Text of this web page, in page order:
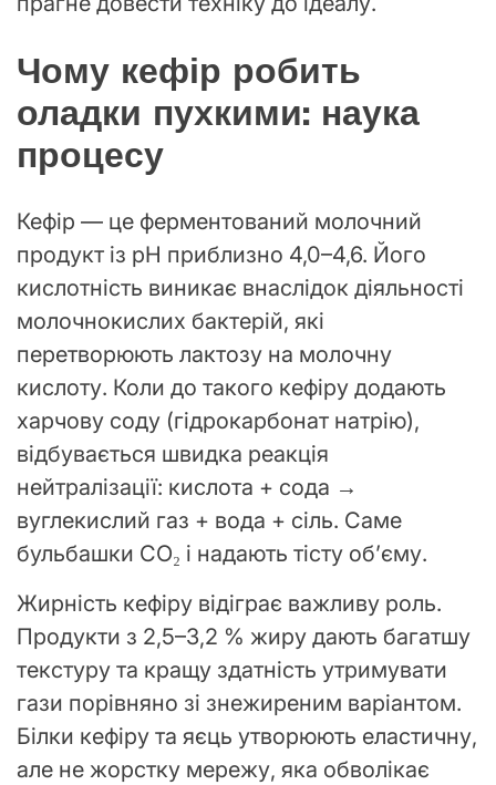
Чому кефір робить
оладки пухкими: наука
процесу
Кефір — це ферментований молочний
продукт із pH приблизно 4,0–4,6. Його
кислотність виникає внаслідок діяльності
молочнокислих бактерій, які
перетворюють лактозу на молочну
кислоту. Коли до такого кефіру додають
харчову соду (гідрокарбонат натрію),
відбувається швидка реакція
нейтралізації: кислота + сода →
вуглекислий газ + вода + сіль. Саме
бульбашки CO₂ і надають тісту об’єму.
Жирність кефіру відіграє важливу роль.
Продукти з 2,5–3,2 % жиру дають багатшу
текстуру та кращу здатність утримувати
гази порівняно зі знежиреним варіантом.
Білки кефіру та яєць утворюють еластичну,
але не жорстку мережу, яка обволікає